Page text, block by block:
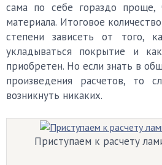
сама по себе гораздо проще,
материала. Итоговое
степени зависеть от того,
укладываться покрытие и
приобретен. Но если знать в
произведения расчетов, то
возникнуть никаких.
Приступаем к расчету